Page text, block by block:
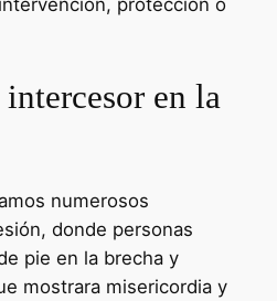
protección o
en la
numerosos
donde personas
pie en la brecha y
mostrara misericordia y